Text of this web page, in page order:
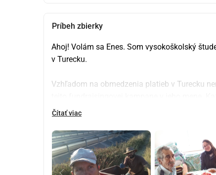
Príbeh zbierky
Ahoj! Volám sa Enes. Som vysokoškolský
v Turecku.
Vzhľadom na obmedzenia platieb v Turecku
pričom sa premení na útulný penzión pre
Ďakujem, že podporujete sen môjho otca. Pre
Čítať viac